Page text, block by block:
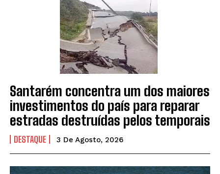
Santarém concentra um dos maiores
investimentos do país para reparar
estradas destruídas pelos temporais
DESTAQUE 3 De Agosto, 2026